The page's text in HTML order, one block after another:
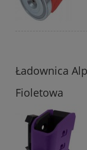
Ładownica
Fioletowa